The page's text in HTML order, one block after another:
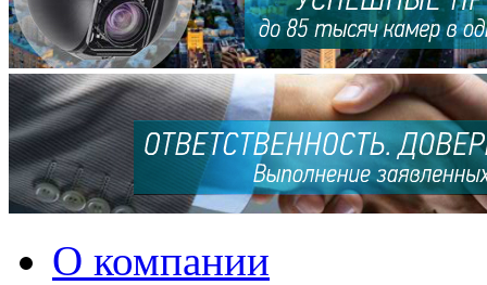
О компании